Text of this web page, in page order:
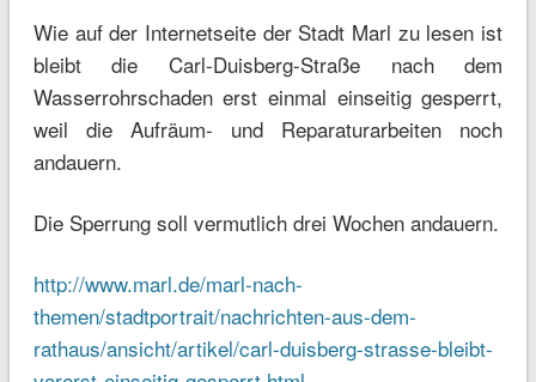
Wie auf der Internetseite der Stadt Marl zu lesen ist
bleibt die Carl-Duisberg-Straße nach dem
Wasserrohrschaden erst einmal einseitig gesperrt,
weil die Aufräum- und Reparaturarbeiten noch
andauern.
Die Sperrung soll vermutlich drei Wochen andauern.
http://www.marl.de/marl-nach-
themen/stadtportrait/nachrichten-aus-dem-
rathaus/ansicht/artikel/carl-duisberg-strasse-bleibt-